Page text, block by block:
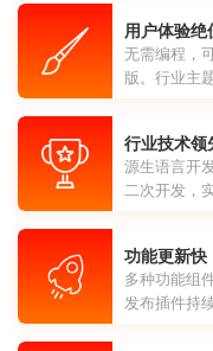
用户体验绝
无需编程，
版。行业主
行业技术领
源生语言开
二次开发，
功能更新快
多种功能组
发布插件持